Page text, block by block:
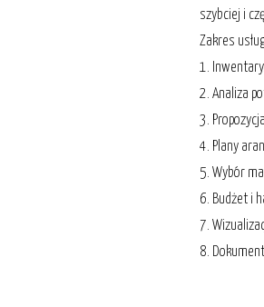
szybciej i
Zakres
1.
2. Analiza
3.
4. Plany
5. Wybór
6. Budżet i
7.
8.